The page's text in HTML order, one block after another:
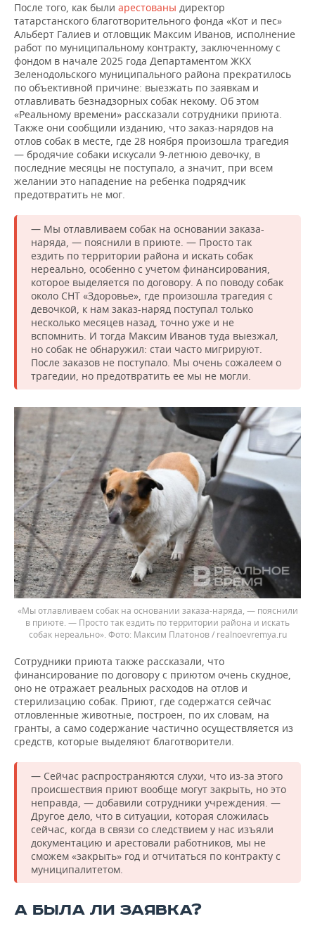
После того, как были арестованы директор
татарстанского благотворительного фонда «Кот и пес»
Альберт Галиев и отловщик Максим Иванов, исполнение
работ по муниципальному контракту, заключенному с
фондом в начале 2025 года Департаментом ЖКХ
Зеленодольского муниципального района прекратилось
по объективной причине: выезжать по заявкам и
отлавливать безнадзорных собак некому. Об этом
«Реальному времени» рассказали сотрудники приюта.
Также они сообщили изданию, что заказ-нарядов на
отлов собак в месте, где 28 ноября произошла трагедия
— бродячие собаки искусали 9-летнюю девочку, в
последние месяцы не поступало, а значит, при всем
желании это нападение на ребенка подрядчик
предотвратить не мог.
— Мы отлавливаем собак на основании заказа-
наряда, — пояснили в приюте. — Просто так
ездить по территории района и искать собак
нереально, особенно с учетом финансирования,
которое выделяется по договору. А по поводу собак
около СНТ «Здоровье», где произошла трагедия с
девочкой, к нам заказ-наряд поступал только
несколько месяцев назад, точно уже и не
вспомнить. И тогда Максим Иванов туда выезжал,
но собак не обнаружил: стаи часто мигрируют.
После заказов не поступало. Мы очень сожалеем о
трагедии, но предотвратить ее мы не могли.
«Мы отлавливаем собак на основании заказа-наряда, — пояснили
в приюте. — Просто так ездить по территории района и искать
собак нереально».
Максим Платонов / realnoevremya.ru
Сотрудники приюта также рассказали, что
финансирование по договору с приютом очень скудное,
оно не отражает реальных расходов на отлов и
стерилизацию собак. Приют, где содержатся сейчас
отловленные животные, построен, по их словам, на
гранты, а само содержание частично осуществляется из
средств, которые выделяют благотворители.
— Сейчас распространяются слухи, что из-за этого
происшествия приют вообще могут закрыть, но это
неправда, — добавили сотрудники учреждения. —
Другое дело, что в ситуации, которая сложилась
сейчас, когда в связи со следствием у нас изъяли
документацию и арестовали работников, мы не
сможем «закрыть» год и отчитаться по контракту с
муниципалитетом.
А БЫЛА ЛИ ЗАЯВКА?